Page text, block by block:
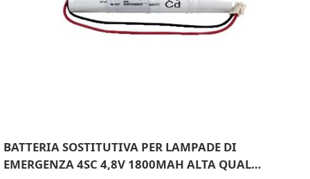
BATTERIA SOSTITUTIVA PER LAMPADE DI
EMERGENZA 4SC 4,8V 1800MAH ALTA QUAL…